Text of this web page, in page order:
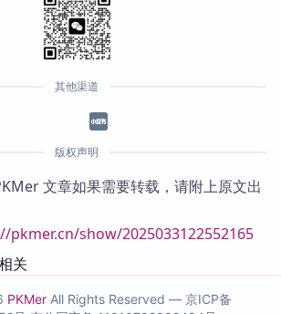
其他渠道
版权声明
文章如果需要转载，请附上原文出
pkmer.cn/show/2025033122552165
关
PKMer All Rights Reserved — 京ICP备